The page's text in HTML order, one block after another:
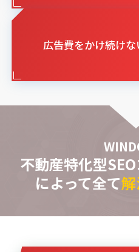
広告費をかけ続け
不動産特化型
によって全て